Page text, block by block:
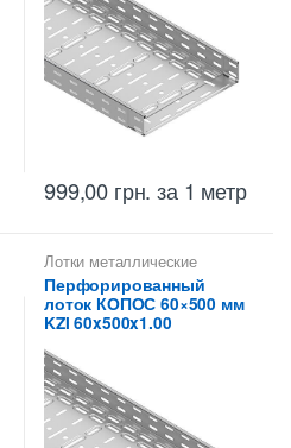
999,00 грн. за 1 метр
Лотки металлические
высотой 60 мм
Металлические огнеупорные
лотки, Перфорированные
лотки высотой 60 мм
Перфорированный
лоток КОПОС 60×500 мм
KZI 60x500x1.00